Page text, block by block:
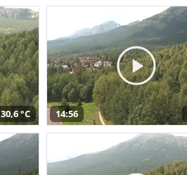
30,6 °C 14:56